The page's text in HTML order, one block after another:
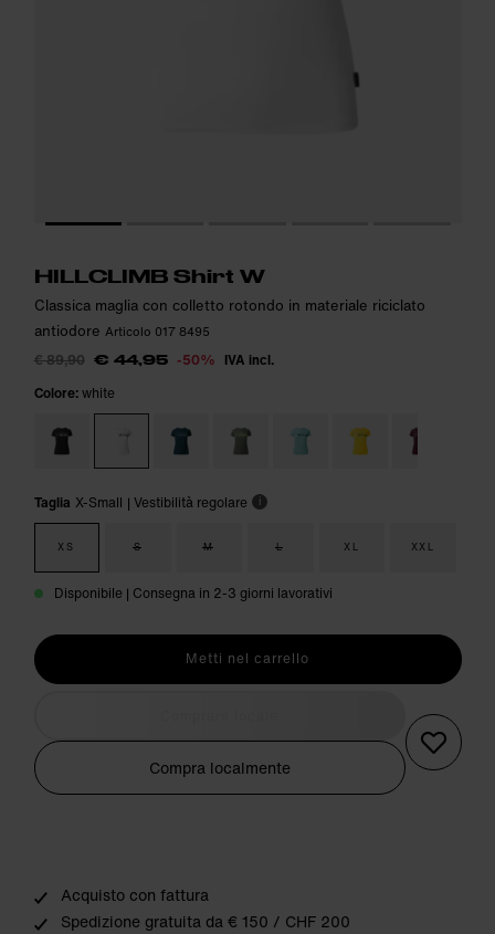
HILLCLIMB Shirt W
Classica maglia con colletto rotondo in materiale riciclato
antiodore Articolo 017 8495
€ 89,90 € 44,95 -50% IVA incl.
Colore: white
Taglia X-Small | Vestibilità regolare i
XS S M L XL XXL
Disponibile | Consegna in 2-3 giorni lavorativi
Metti nel carrello
Compra localmente
Acquisto con fattura
Spedizione gratuita da € 150 / CHF 200